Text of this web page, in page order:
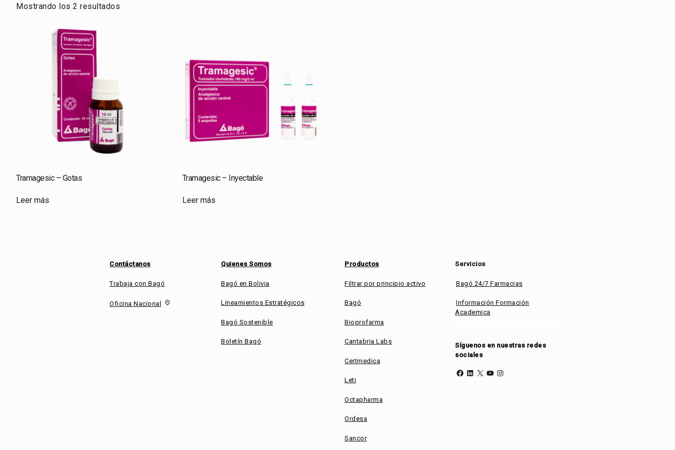
Mostrando los 2 resultados
Tramagesic – Gotas
Leer más
Tramagesic – Inyectable
Leer más
Contáctanos
Trabaja con Bagó
Oficina Nacional fmd_good
Quienes Somos
Bagó en Bolivia
Lineamientos Estratégicos
Bagó Sostenible
Boletín Bagó
Productos
Filtrar por principio activo
Bagó
Bioprofarma
Cantabria Labs
Certmedica
Leti
Octapharma
Ordesa
Sancor
Servicios
Bagó 24/7 Farmacias
Información Formación
Academica
Síguenos en nuestras redes
sociales
Facebook LinkedIn X YouTube Instagram